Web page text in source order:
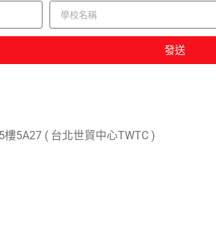
發送
5A27 ( 台北世貿中心TWTC )